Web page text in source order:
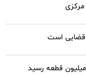
قضایی است